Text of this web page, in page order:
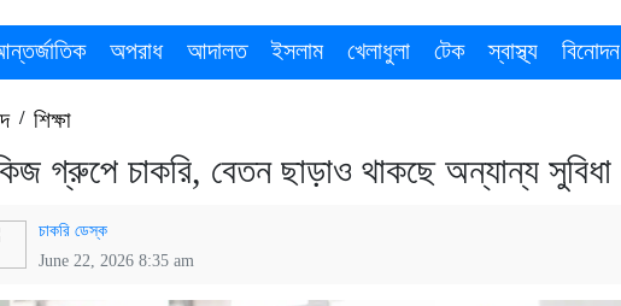
অপরাধ আদালত ইসলাম খেলাধুলা টেক স্বাস্থ্য বিনোদন
/শিক্ষা
গ্রুপে চাকরি, বেতন ছাড়াও থাকছে অন্যান্য সুবিধা
চাকরি ডেস্ক
June 22, 2026 8:35 am